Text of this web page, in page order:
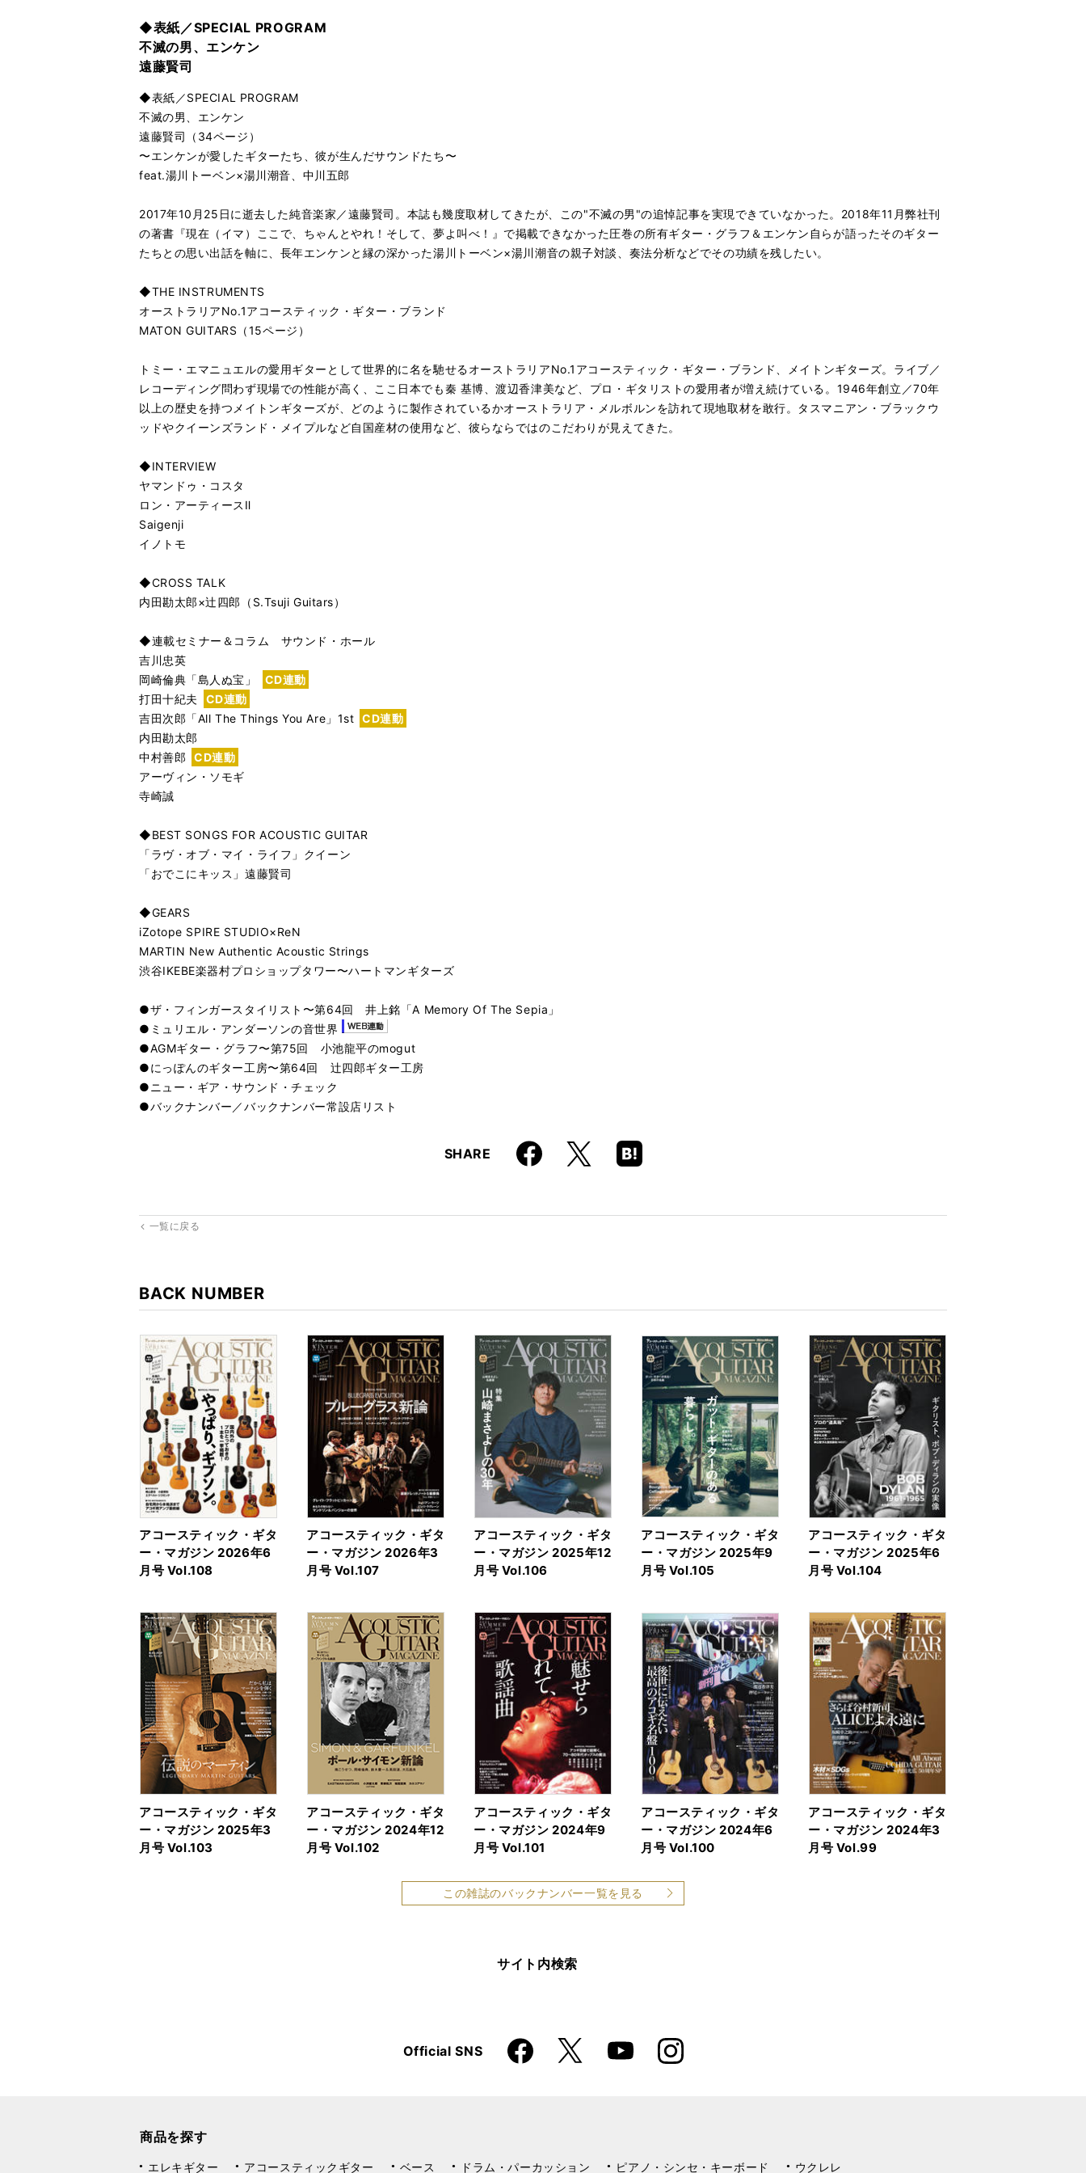
◆表紙／SPECIAL PROGRAM
不滅の男、エンケン
遠藤賢司
◆表紙／SPECIAL PROGRAM
不滅の男、エンケン
遠藤賢司（34ページ）
〜エンケンが愛したギターたち、彼が生んだサウンドたち〜
feat.湯川トーベン×湯川潮音、中川五郎
2017年10月25日に逝去した純音楽家／遠藤賢司。本誌も幾度取材してきたが、この"不滅の男"の追悼記事を実現できていなかった。2018年11月弊社刊
の著書『現在（イマ）ここで、ちゃんとやれ！そして、夢よ叫べ！』で掲載できなかった圧巻の所有ギター・グラフ＆エンケン自らが語ったそのギター
たちとの思い出話を軸に、長年エンケンと縁の深かった湯川トーベン×湯川潮音の親子対談、奏法分析などでその功績を残したい。
◆THE INSTRUMENTS
オーストラリアNo.1アコースティック・ギター・ブランド
MATON GUITARS（15ページ）
トミー・エマニュエルの愛用ギターとして世界的に名を馳せるオーストラリアNo.1アコースティック・ギター・ブランド、メイトンギターズ。ライブ／
レコーディング問わず現場での性能が高く、ここ日本でも秦 基博、渡辺香津美など、プロ・ギタリストの愛用者が増え続けている。1946年創立／70年
以上の歴史を持つメイトンギターズが、どのように製作されているかオーストラリア・メルボルンを訪れて現地取材を敢行。タスマニアン・ブラックウ
ッドやクイーンズランド・メイプルなど自国産材の使用など、彼らならではのこだわりが見えてきた。
◆INTERVIEW
ヤマンドゥ・コスタ
ロン・アーティースⅡ
Saigenji
イノトモ
◆CROSS TALK
内田勘太郎×辻四郎（S.Tsuji Guitars）
◆連載セミナー＆コラム サウンド・ホール
吉川忠英
岡崎倫典「島人ぬ宝」
CD連動
打田十紀夫
CD連動
吉田次郎「All The Things You Are」1st
CD連動
内田勘太郎
中村善郎
CD連動
アーヴィン・ソモギ
寺崎誠
◆BEST SONGS FOR ACOUSTIC GUITAR
「ラヴ・オブ・マイ・ライフ」クイーン
「おでこにキッス」遠藤賢司
◆GEARS
iZotope SPIRE STUDIO×ReN
MARTIN New Authentic Acoustic Strings
渋谷IKEBE楽器村プロショップタワー〜ハートマンギターズ
●ザ・フィンガースタイリスト〜第64回 井上銘「A Memory Of The Sepia」
●ミュリエル・アンダーソンの音世界
●AGMギター・グラフ〜第75回 小池龍平のmogut
●にっぽんのギター工房〜第64回 辻四郎ギター工房
●ニュー・ギア・サウンド・チェック
●バックナンバー／バックナンバー常設店リスト
SHARE Faceboo
k
X
Hatena
Boo
一覧に戻る
BACK NUMBER
アコースティック・ギタ
ー・マガジン 2026年6
月号 Vol.108
アコースティック・ギタ
ー・マガジン 2026年3
月号 Vol.107
アコースティック・ギタ
ー・マガジン 2025年12
月号 Vol.106
アコースティック・ギタ
ー・マガジン 2025年9
月号 Vol.105
アコースティック・ギタ
ー・マガジン 2025年6
月号 Vol.104
アコースティック・ギタ
ー・マガジン 2025年3
月号 Vol.103
アコースティック・ギタ
ー・マガジン 2024年12
月号 Vol.102
アコースティック・ギタ
ー・マガジン 2024年9
月号 Vol.101
アコースティック・ギタ
ー・マガジン 2024年6
月号 Vol.100
アコースティック・ギタ
ー・マガジン 2024年3
月号 Vol.99
この雑誌のバックナンバー一覧を見る
サイト内検索
Official SNSFaceboo
k
X YouTube Instagra
m
商品を探す
エレキギター アコースティックギター ベース ドラム・パーカッション ピアノ・シンセ・キーボード ウクレレ